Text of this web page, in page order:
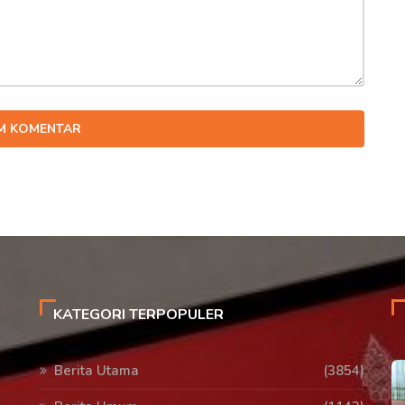
KOMENTAR
KATEGORI TERPOPULER
Berita Utama
(3854)